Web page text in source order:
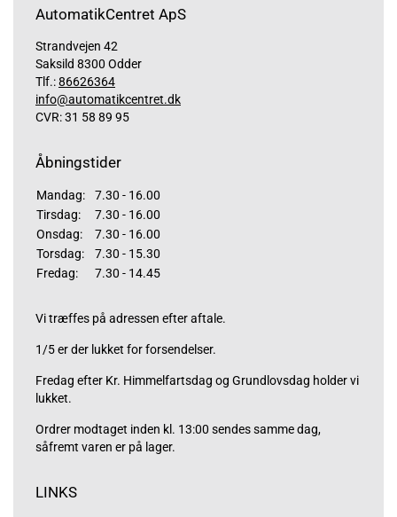
AutomatikCentret ApS
Strandvejen 42
Saksild 8300 Odder
Tlf.:86626364
info@automatikcentret.dk
CVR: 31 58 89 95
Åbningstider
Mandag:
7.30 - 16.00
Tirsdag:
7.30 - 16.00
Onsdag:
7.30 - 16.00
Torsdag:
7.30 - 15.30
Fredag:
7.30 - 14.45
Vi træffes på adressen efter aftale.
1/5 er der lukket for forsendelser.
Fredag efter Kr. Himmelfartsdag og Grundlovsdag holder vi
lukket.
Ordrer modtaget inden kl. 13:00 sendes samme dag,
såfremt varen er på lager.
LINKS